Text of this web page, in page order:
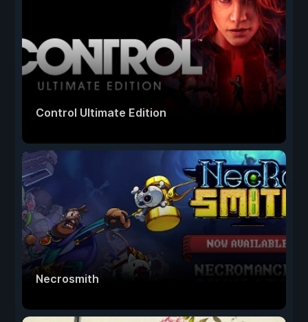
Control Ultimate Edition
Necrosmith